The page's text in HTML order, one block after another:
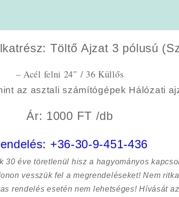
Töltő Ajzat 3 pólusú
– Acél felni 24″ / 36 Küllős
az asztali számítógépek Hálózati
Ár: 1000 FT /db
+36-30-9-451-436
30 éve töretlenül hisz a hagyományos
vesszük fel a megrendeléseket! Nem
rendelés esetén nem lehetséges! Hívását